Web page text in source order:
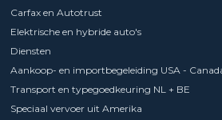
Carfax en Autotrust
Elektrische en hybride auto's
Diensten
Aankoop- en importbegeleiding USA -
Transport en typegoedkeuring NL + BE
Speciaal vervoer uit Amerika